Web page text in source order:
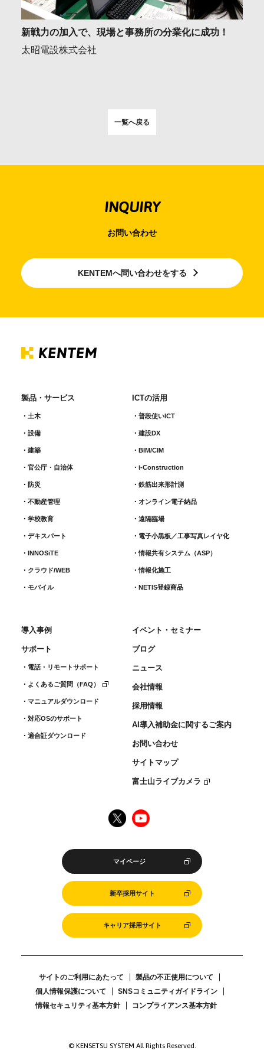
新戦力の加入で、現場と事務所の分業化に成功！
太昭電設株式会社
一覧へ戻る
INQUIRY
お問い合わせ
KENTEMへ問い合わせをする
製品・サービス
土木
設備
建築
官公庁・自治体
防災
不動産管理
学校教育
デキスパート
INNOSiTE
クラウド/WEB
モバイル
ICTの活用
普段使いICT
建設DX
BIM/CIM
i-Construction
鉄筋出来形計測​
オンライン電子納品
遠隔臨場
電子小黒板／工事写真レイヤ化
情報共有システム（ASP）
情報化施工
NETIS登録商品
導入事例
サポート
電話・リモートサポート
よくあるご質問（FAQ）
マニュアルダウンロード
対応OSのサポート
適合証ダウンロード
イベント・セミナー
ブログ
ニュース
会社情報
採用情報
AI導入補助金に関するご案内
お問い合わせ
サイトマップ
富士山ライブカメラ
マイページ
新卒採用サイト
キャリア採用サイト
サイトのご利用にあたって
製品の不正使用について
個人情報保護について
SNSコミュニティガイドライン
情報セキュリティ基本方針
コンプライアンス基本方針
© KENSETSU SYSTEM All Rights Reserved.